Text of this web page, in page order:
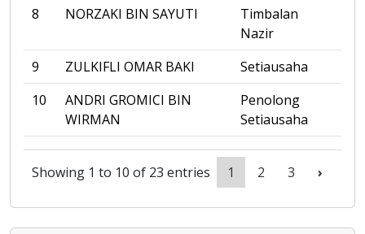
8
NORZAKI BIN SAYUTI
Timbalan
Nazir
9
ZULKIFLI OMAR BAKI
Setiausaha
10
ANDRI GROMICI BIN
WIRMAN
Penolong
Setiausaha
Showing 1 to 10 of 23 entries 1 2 3 ›